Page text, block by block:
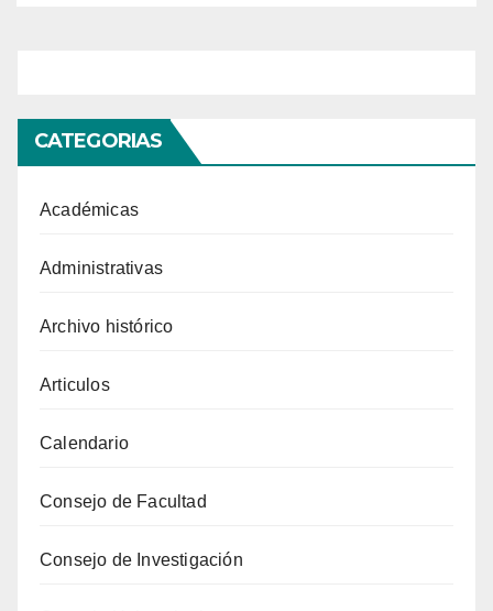
CATEGORIAS
Académicas
Administrativas
Archivo histórico
Articulos
Calendario
Consejo de Facultad
Consejo de Investigación